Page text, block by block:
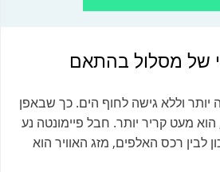
של מסלול בהתאם
יותר וללא גישה לחוף הים. כך שבאפן
מעט קריר יותר. חבל פיימונטה נע
לבין רכס האלפים, מזג האוויר הוא